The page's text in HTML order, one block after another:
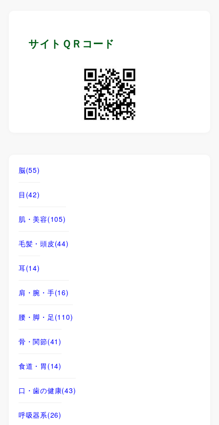
サイトＱＲコード
脳(55)
目 (42)
肌・美容(105)
毛髪・頭皮(44)
耳(14)
肩・腕・手(16)
腰・脚・足 (110)
骨・関節(41)
食道・胃 (14)
口・歯の健康(43)
呼吸器系(26)